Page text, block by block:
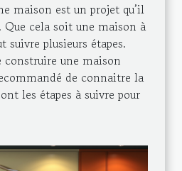
maison est un projet qu’il
Que cela soit une maison à
suivre plusieurs étapes.
une maison
de connaitre la
les étapes à suivre pour